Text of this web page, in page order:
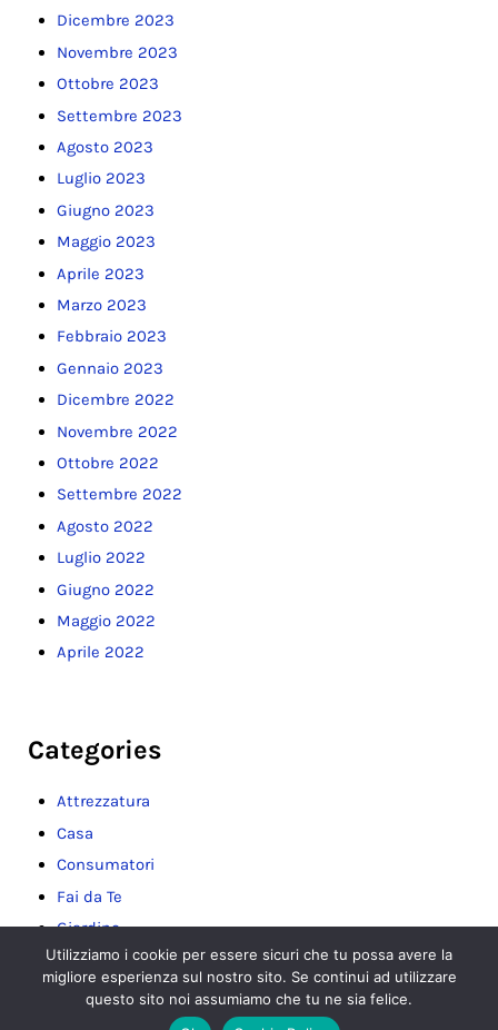
Dicembre 2023
Novembre 2023
Ottobre 2023
Settembre 2023
Agosto 2023
Luglio 2023
Giugno 2023
Maggio 2023
Aprile 2023
Marzo 2023
Febbraio 2023
Gennaio 2023
Dicembre 2022
Novembre 2022
Ottobre 2022
Settembre 2022
Agosto 2022
Luglio 2022
Giugno 2022
Maggio 2022
Aprile 2022
Categories
Attrezzatura
Casa
Consumatori
Fai da Te
Giardino
Guide
Lavori Domestici
Utilizziamo i cookie per essere sicuri che tu possa avere la
migliore esperienza sul nostro sito. Se continui ad utilizzare
questo sito noi assumiamo che tu ne sia felice.